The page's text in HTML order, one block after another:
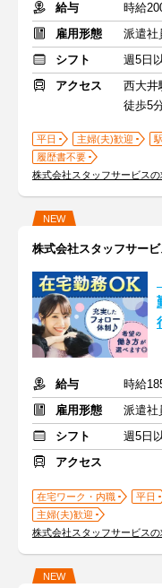
給与
時給
雇用形態
派遣社
シフト
週5日
アクセス
西大井
徒歩5
平日 主婦(夫)歓迎
履歴書不要
株式会社スタッフサービス
NEW
株式会社スタッフサー
給与
時給
雇用形態
派遣社
シフト
週5日
アクセス
在宅ワーク・内職 平日
主婦(夫)歓迎
株式会社スタッフサービス
NEW